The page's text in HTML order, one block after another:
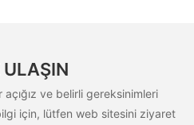
ULAŞIN
ve belirli gereksinimleri
için, lütfen web sitesini ziyaret